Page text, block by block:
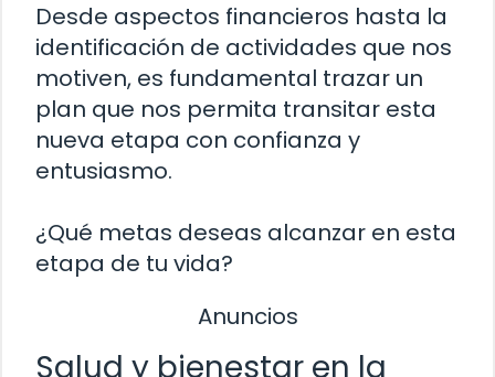
Desde aspectos financieros hasta la
identificación de actividades que nos
motiven, es fundamental trazar un
plan que nos permita transitar esta
nueva etapa con confianza y
entusiasmo.
¿Qué metas deseas alcanzar en esta
etapa de tu vida?
Anuncios
Salud y bienestar en la